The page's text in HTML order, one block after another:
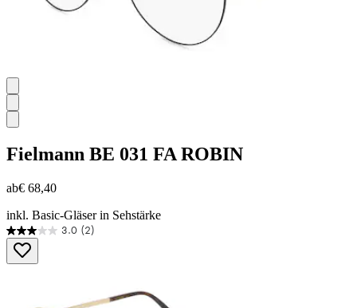
Fielmann BE 031 FA ROBIN
ab€ 68,40
inkl. Basic-Gläser in Sehstärke
3.0 (2)
3.0
von
5